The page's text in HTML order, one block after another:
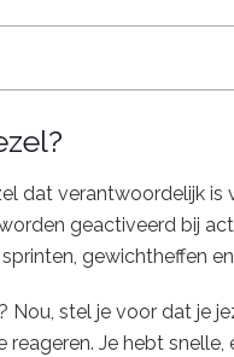
dat verantwoordelijk is
geactiveerd bij
gewichtheffen
stel je voor dat je
Je hebt